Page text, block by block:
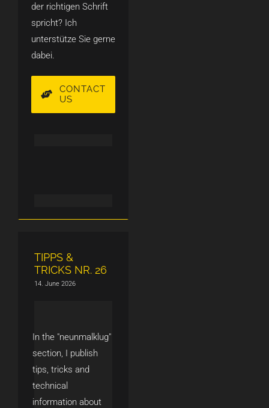
der richtigen Schrift
spricht? Ich
unterstütze Sie gerne
dabei.
CONTACT
US
TIPPS &
TRICKS NR. 26
14. June 2026
In the "neunmalklug"
section, I publish
tips, tricks and
technical
information about